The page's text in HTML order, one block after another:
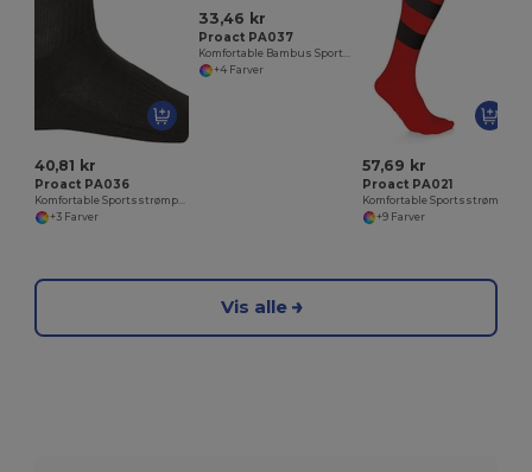
40,81 kr
Proact PA036
+3 Farver
33,46 kr
Proact PA037
+4 Farver
57,69 kr
Proact PA021
+9 Farver
Vis alle